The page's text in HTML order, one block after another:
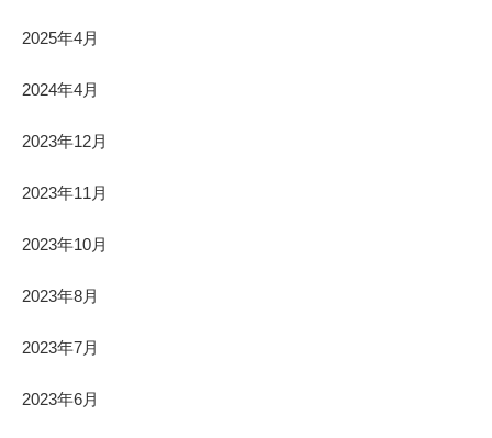
2025年4月
2024年4月
2023年12月
2023年11月
2023年10月
2023年8月
2023年7月
2023年6月